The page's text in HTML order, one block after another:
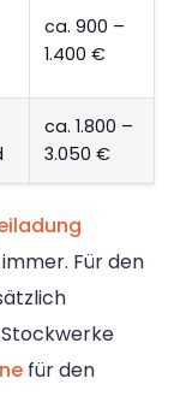
ca. 900 –
1.400 €
ca. 1.800 –
3.050 €
Für den
für den